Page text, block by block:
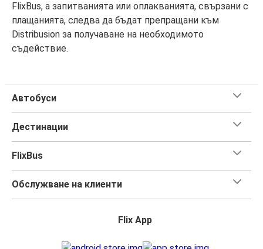
FlixBus, а запитванията или оплакванията, свързани с
плащанията, следва да бъдат препращани към
Distribusion за получаване на необходимото
съдействие.
Автобуси
Дестинации
FlixBus
Обслужване на клиенти
Flix App